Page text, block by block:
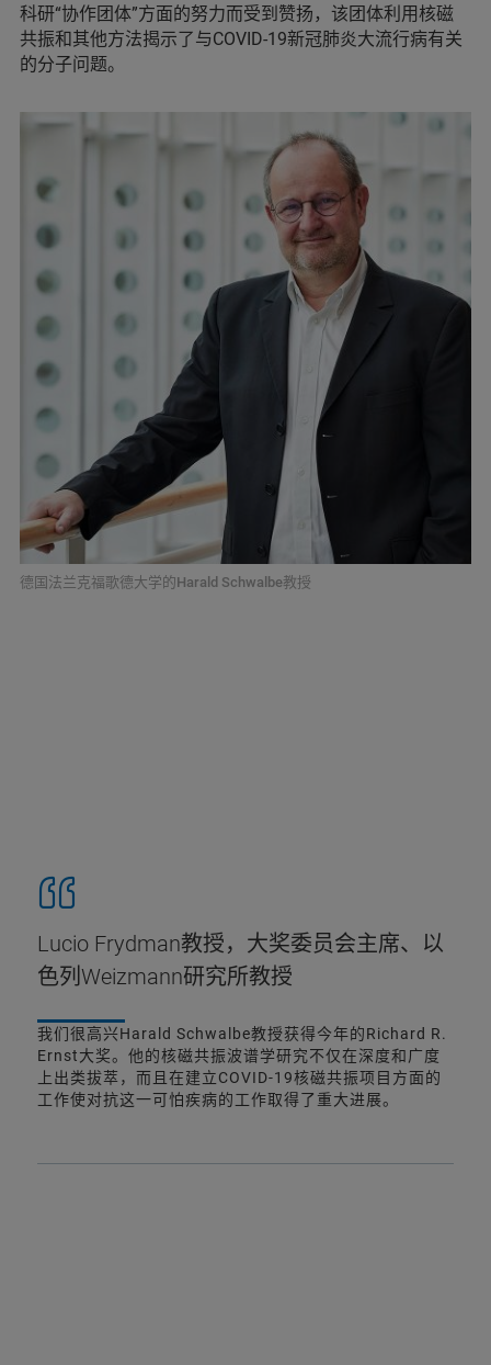
科研“协作团体”方面的努力而受到赞扬，该团体利用核磁
共振和其他方法揭示了与COVID-19新冠肺炎大流行病有关
的分子问题。
德国法兰克福歌德大学的Harald Schwalbe教授
Lucio Frydman教授，大奖委员会主席、以
色列Weizmann研究所教授
我们很高兴Harald Schwalbe教授获得今年的Richard R.
Ernst大奖。他的核磁共振波谱学研究不仅在深度和广度
上出类拔萃，而且在建立COVID-19核磁共振项目方面的
工作使对抗这一可怕疾病的工作取得了重大进展。